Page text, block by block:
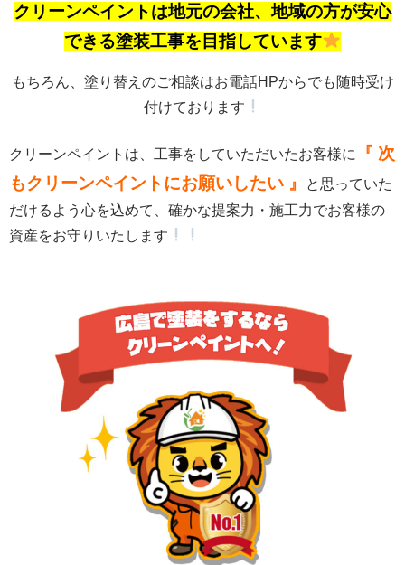
クリーンペイントは地元の会社、地域の方が安心
できる塗装工事を目指しています
もちろん、塗り替えのご相談はお電話HPからでも随時受け
付けております
クリーンペイントは、工事をしていただいたお客様に
『 次
もクリーンペイントにお願いしたい 』
と思っていた
だけるよう心を込めて、確かな提案力・施工力でお客様の
資産をお守りいたします